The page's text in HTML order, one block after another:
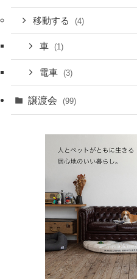
移動する (4)
車 (1)
電車 (3)
譲渡会 (99)